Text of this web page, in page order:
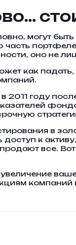
могут
оно не
как
2011 году
в
доступ к
все.
компаний